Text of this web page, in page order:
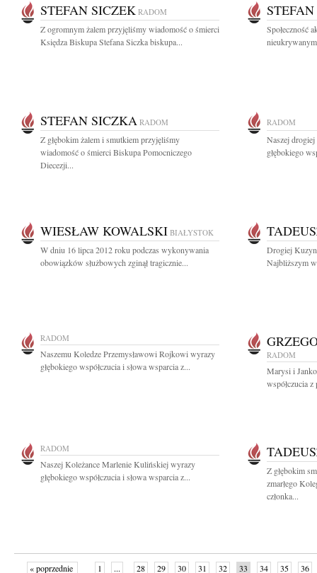
STEFAN SICZEK RADOM
Z ogromnym żalem przyjęliśmy wiadomość o śmierci
Księdza Biskupa Stefana Siczka biskupa...
Społeczność
STEFAN SICZKA RADOM
Z głębokim żalem i smutkiem przyjęliśmy
wiadomość o śmierci Biskupa Pomocniczego
Diecezji...
RADOM
Naszej
głębokiego
WIESŁAW KOWALSKI BIAŁYSTOK
W dniu 16 lipca 2012 roku podczas wykonywania
obowiązków służbowych zginął tragicznie...
Drogiej
Najbliższym
RADOM
Naszemu Koledze Przemysławowi Rojkowi wyrazy
głębokiego współczucia i słowa wsparcia z...
RADOM
Marysi i
współczucia
RADOM
Naszej Koleżance Marlenie Kulińskiej wyrazy
głębokiego współczucia i słowa wsparcia z...
Z głębokim
zmarłego
członka...
« poprzednie 1 ... 28 29 30 31 32 33 34 35 36